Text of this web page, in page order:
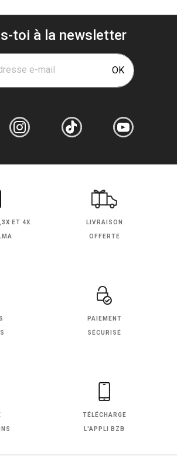
toi à la newsletter
e-mail OK
ET 4X LIVRAISON
OFFERTE
PAIEMENT
SÉCURISÉ
TÉLÉCHARGE
L'APPLI BZB